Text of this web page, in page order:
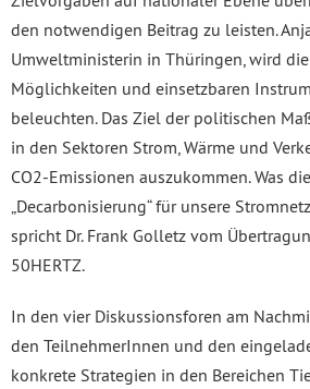
den notwendigen Beitrag zu leisten.
Umweltministerin in Thüringen, wird
Möglichkeiten und einsetzbaren
beleuchten. Das Ziel der politischen
in den Sektoren Strom, Wärme und
CO2-Emissionen auszukommen. Was
„Decarbonisierung“ für unsere
spricht Dr. Frank Golletz vom
50HERTZ.
In den vier Diskussionsforen am
den TeilnehmerInnen und den
konkrete Strategien in den Bereichen